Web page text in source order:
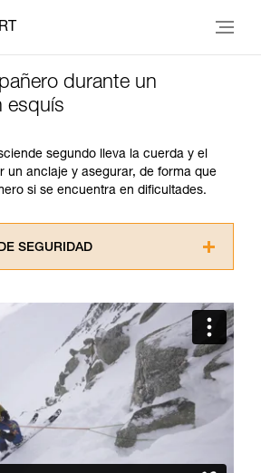
durante un
esquís
segundo lleva la cuerda y el
un anclaje y asegurar, de forma que
si se encuentra en dificultades.
SEGURIDAD
Usted debe comprender la
de la ficha técnica para poder
este complemento informativo.
técnicas requiere una formación
específico. Confirme a
profesional su capacidad para
técnicas, solo y con total
de ejecutarlas de forma